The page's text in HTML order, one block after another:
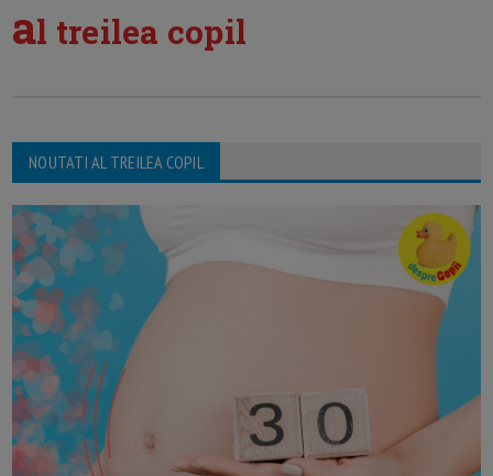
al treilea copil
NOUTATI AL TREILEA COPIL